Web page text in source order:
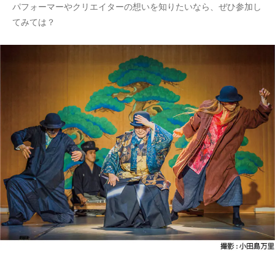
パフォーマーやクリエイターの想いを知りたいなら、ぜひ参加し
てみては？